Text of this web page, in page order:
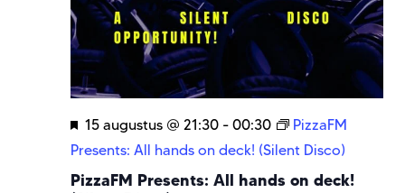
PizzaFM Presents: All hands on deck!
Uitgelicht
15 augustus @ 21:30 - 00:30
PizzaFM
Presents: All hands on deck! (Silent Disco)